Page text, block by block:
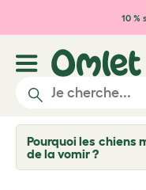
Passer au 10 %
Pourquoi les chiens
de la vomir ?
T